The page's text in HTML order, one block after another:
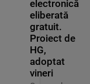
electronică
eliberată
gratuit.
Proiect de
HG,
adoptat
vineri